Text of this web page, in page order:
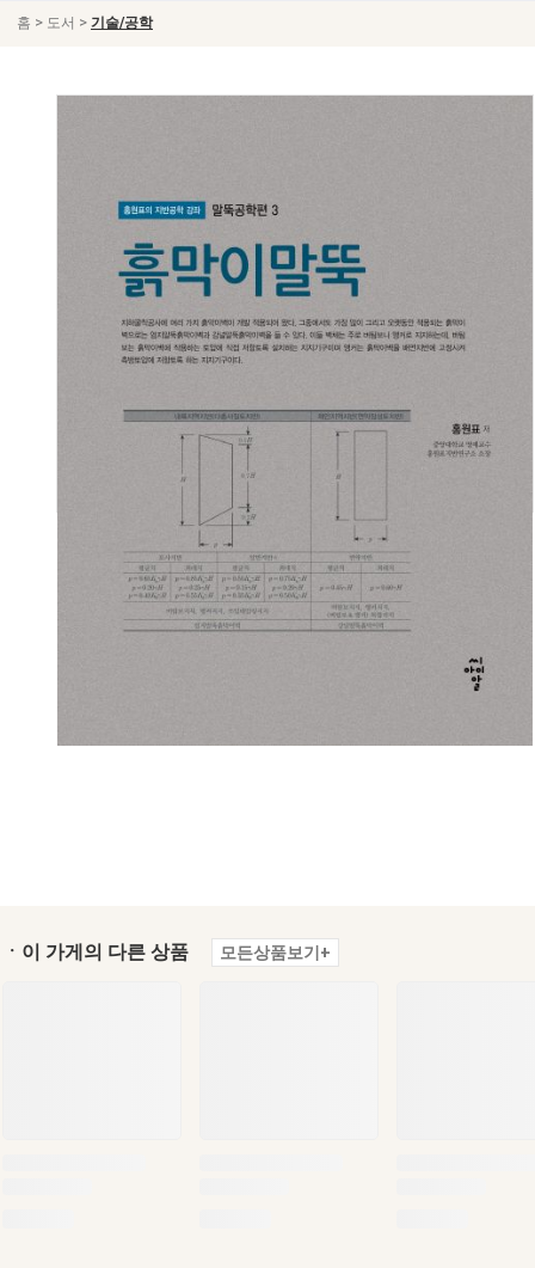
홈 > 도서 > 기술/공학
ㆍ이 가게의 다른 상품 모든상품보기+